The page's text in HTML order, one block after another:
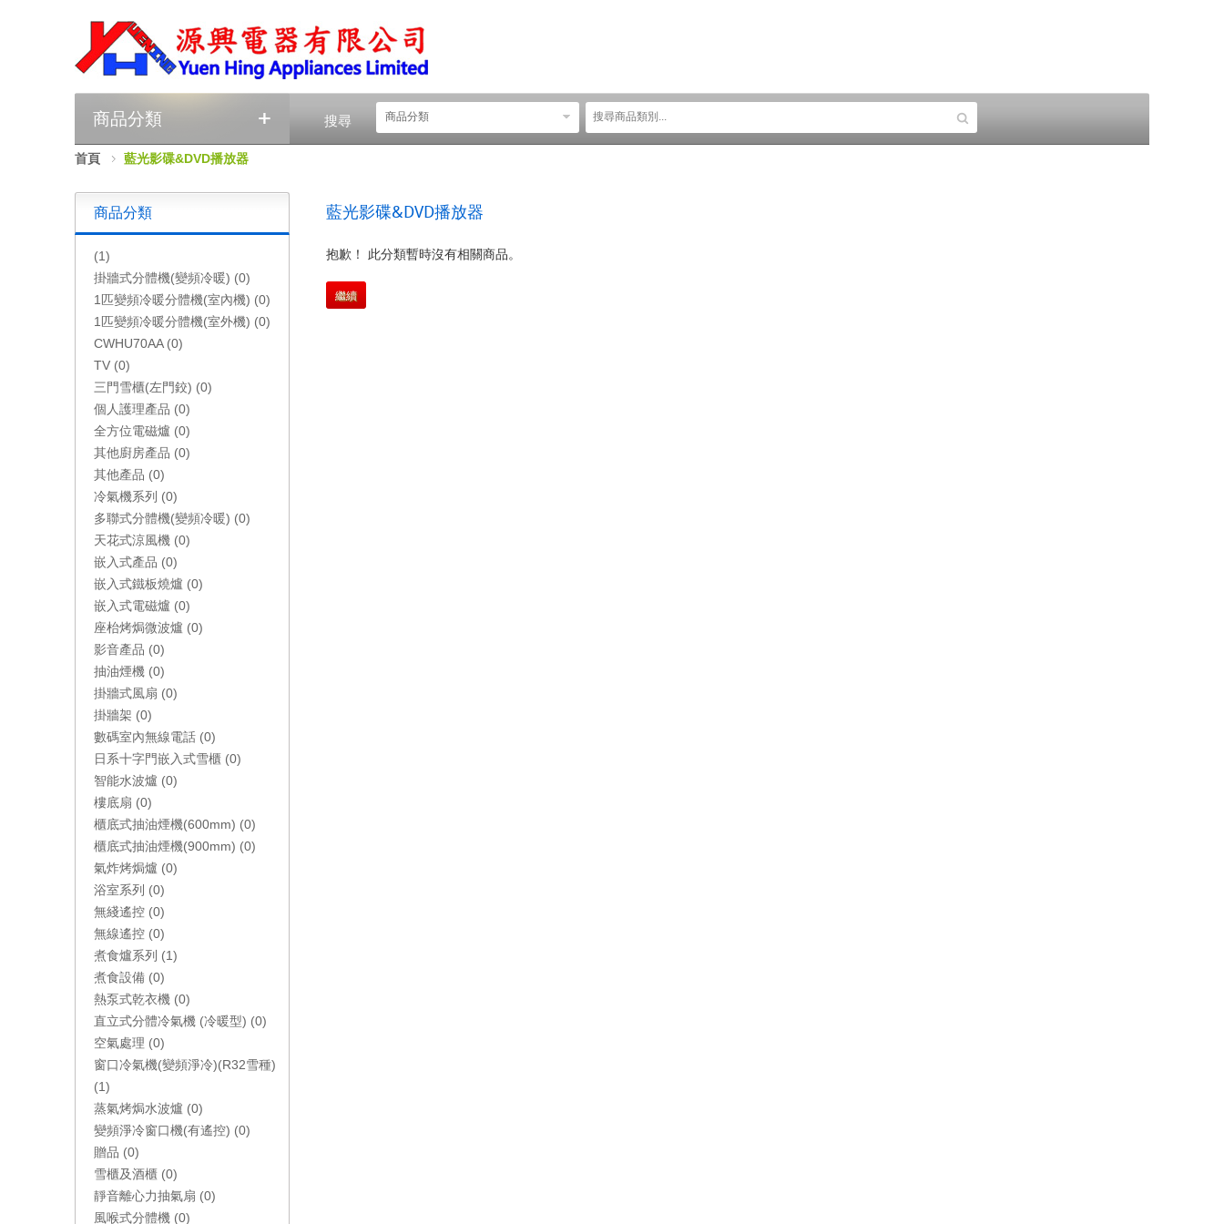
搜尋 商品分類
商品分類 +
首頁 藍光影碟&DVD播放器
商品分類
(1)
掛牆式分體機(變頻冷暖) (0)
1匹變頻冷暖分體機(室內機) (0)
1匹變頻冷暖分體機(室外機) (0)
CWHU70AA (0)
TV (0)
三門雪櫃(左門鉸) (0)
個人護理產品 (0)
全方位電磁爐 (0)
其他廚房產品 (0)
其他產品 (0)
冷氣機系列 (0)
多聯式分體機(變頻冷暖) (0)
天花式涼風機 (0)
嵌入式產品 (0)
嵌入式鐵板燒爐 (0)
嵌入式電磁爐 (0)
座枱烤焗微波爐 (0)
影音產品 (0)
抽油煙機 (0)
掛牆式風扇 (0)
掛牆架 (0)
數碼室內無線電話 (0)
日系十字門嵌入式雪櫃 (0)
智能水波爐 (0)
樓底扇 (0)
櫃底式抽油煙機(600mm) (0)
櫃底式抽油煙機(900mm) (0)
氣炸烤焗爐 (0)
浴室系列 (0)
無綫遙控 (0)
無線遙控 (0)
煮食爐系列 (1)
煮食設備 (0)
熱泵式乾衣機 (0)
直立式分體冷氣機 (冷暖型) (0)
空氣處理 (0)
窗口冷氣機(變頻淨冷)(R32雪種)
(1)
蒸氣烤焗水波爐 (0)
變頻淨冷窗口機(有遙控) (0)
贈品 (0)
雪櫃及酒櫃 (0)
靜音離心力抽氣扇 (0)
風喉式分體機 (0)
藍光影碟&DVD播放器
抱歉！ 此分類暫時沒有相關商品。
繼續